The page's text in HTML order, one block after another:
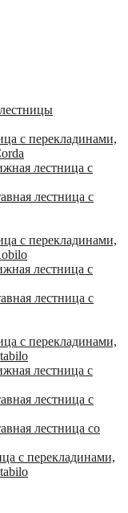
с перекладинами,
лестница с
лестница с
с перекладинами,
лестница с
лестница с
с перекладинами,
лестница с
лестница с
лестница со
с перекладинами,